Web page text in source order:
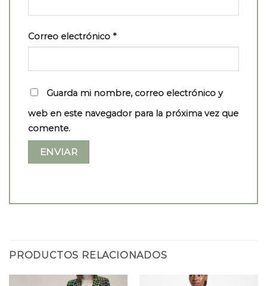
Correo electrónico *
Guarda mi nombre, correo electrónico y
web en este navegador para la próxima vez que
comente.
PRODUCTOS RELACIONADOS